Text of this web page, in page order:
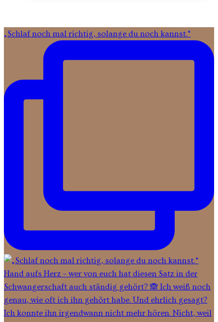
„Schlaf noch mal richtig, solange du noch kannst.“